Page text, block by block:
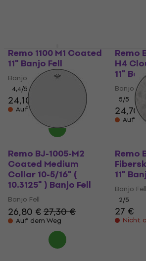
Remo 1100 M1 Coated
11" Banjo Fell
Banjo Fell
4,4/5
24,10 €
Auf dem Weg
Remo
H4
11"
Banjo Fell
5/5
24,70 €
Auf
Remo BJ-1005-M2
Coated Medium
Collar 10-5/16" (
10.3125" ) Banjo Fell
Banjo Fell
26,80 €27,30 €
Auf dem Weg
Remo
11"
Banjo Fell
2/5
27 €
Nicht